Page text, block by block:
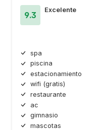
9.3
Excelente
spa
piscina
estacionamiento
wifi (gratis)
restaurante
ac
gimnasio
mascotas